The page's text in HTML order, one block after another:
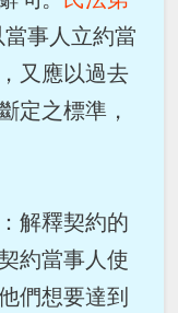
事人立約當
又應以過去
定之標準，
解釋契約的
約當事人使
們想要達到